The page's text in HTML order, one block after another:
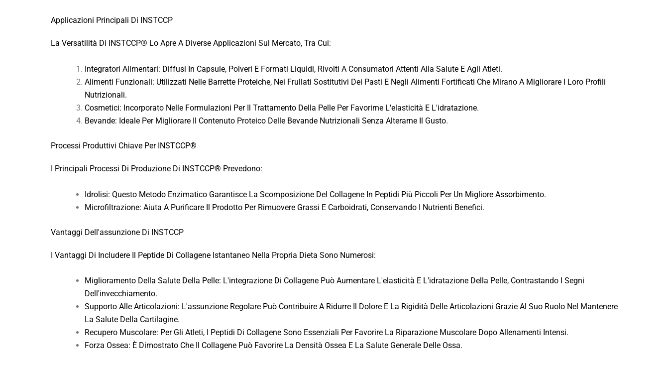
Applicazioni Principali Di INSTCCP
La Versatilità Di INSTCCP® Lo Apre A Diverse Applicazioni Sul Mercato, Tra Cui:
Integratori Alimentari: Diffusi In Capsule, Polveri E Formati Liquidi, Rivolti A Consumatori Attenti Alla Salute E Agli Atleti.
Alimenti Funzionali: Utilizzati Nelle Barrette Proteiche, Nei Frullati Sostitutivi Dei Pasti E Negli Alimenti Fortificati Che Mirano A Migliorare I Loro Profili
Nutrizionali.
Cosmetici: Incorporato Nelle Formulazioni Per Il Trattamento Della Pelle Per Favorirne L'elasticità E L'idratazione.
Bevande: Ideale Per Migliorare Il Contenuto Proteico Delle Bevande Nutrizionali Senza Alterarne Il Gusto.
Processi Produttivi Chiave Per INSTCCP®
I Principali Processi Di Produzione Di INSTCCP® Prevedono:
Idrolisi: Questo Metodo Enzimatico Garantisce La Scomposizione Del Collagene In Peptidi Più Piccoli Per Un Migliore Assorbimento.
Microfiltrazione: Aiuta A Purificare Il Prodotto Per Rimuovere Grassi E Carboidrati, Conservando I Nutrienti Benefici.
Vantaggi Dell'assunzione Di INSTCCP
I Vantaggi Di Includere Il Peptide Di Collagene Istantaneo Nella Propria Dieta Sono Numerosi:
Miglioramento Della Salute Della Pelle: L'integrazione Di Collagene Può Aumentare L'elasticità E L'idratazione Della Pelle, Contrastando I Segni
Dell'invecchiamento.
Supporto Alle Articolazioni: L'assunzione Regolare Può Contribuire A Ridurre Il Dolore E La Rigidità Delle Articolazioni Grazie Al Suo Ruolo Nel Mantenere
La Salute Della Cartilagine.
Recupero Muscolare: Per Gli Atleti, I Peptidi Di Collagene Sono Essenziali Per Favorire La Riparazione Muscolare Dopo Allenamenti Intensi.
Forza Ossea: È Dimostrato Che Il Collagene Può Favorire La Densità Ossea E La Salute Generale Delle Ossa.